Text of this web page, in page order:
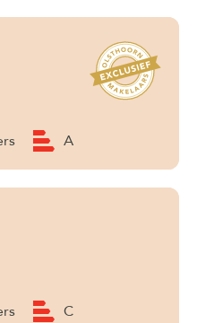
A
C